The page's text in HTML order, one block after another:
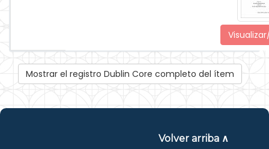
Mostrar el registro Dublin Core completo del ítem
Volver arriba ∧